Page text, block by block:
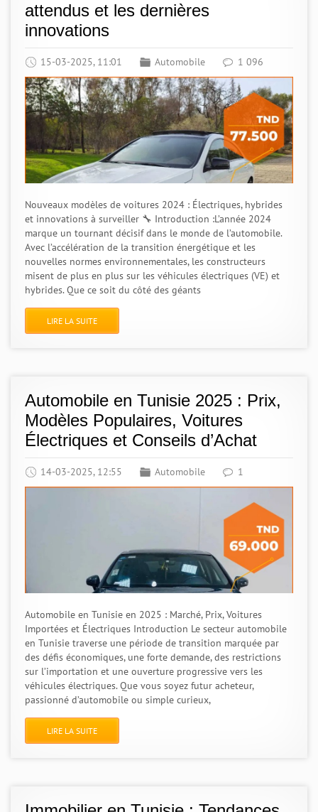
attendus et les dernières
innovations
15-03-2025, 11:01 Automobile 1 096
Nouveaux modèles de voitures 2024 : Électriques, hybrides
et innovations à surveiller 🔧 Introduction :L’année 2024
marque un tournant décisif dans le monde de l’automobile.
Avec l’accélération de la transition énergétique et les
nouvelles normes environnementales, les constructeurs
misent de plus en plus sur les véhicules électriques (VE) et
hybrides. Que ce soit du côté des géants
LIRE LA SUITE
Automobile en Tunisie 2025 : Prix,
Modèles Populaires, Voitures
Électriques et Conseils d’Achat
14-03-2025, 12:55 Automobile 1
Automobile en Tunisie en 2025 : Marché, Prix, Voitures
Importées et Électriques Introduction Le secteur automobile
en Tunisie traverse une période de transition marquée par
des défis économiques, une forte demande, des restrictions
sur l’importation et une ouverture progressive vers les
véhicules électriques. Que vous soyez futur acheteur,
passionné d’automobile ou simple curieux,
LIRE LA SUITE